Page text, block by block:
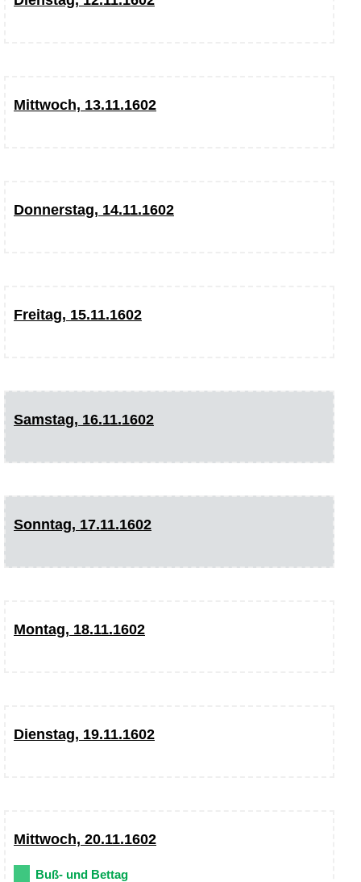
Mittwoch, 13.11.1602
Donnerstag, 14.11.1602
Freitag, 15.11.1602
Samstag, 16.11.1602
Sonntag, 17.11.1602
Montag, 18.11.1602
Dienstag, 19.11.1602
Mittwoch, 20.11.1602
Buß- und Bettag